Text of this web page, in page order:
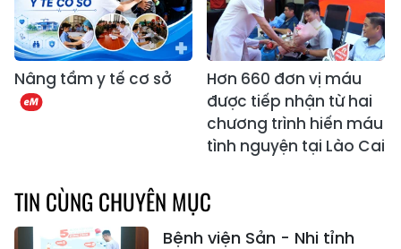
Nâng tầm y tế cơ sở
Hơn 660 đơn vị máu
được tiếp nhận từ hai
chương trình hiến máu
tình nguyện tại Lào Cai
TIN CÙNG CHUYÊN MỤC
Bệnh viện Sản - Nhi tỉnh